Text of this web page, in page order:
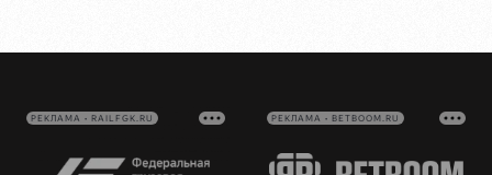
РЕКЛАМА • RAILFGK.RU РЕКЛАМА • BETBOOM.RU